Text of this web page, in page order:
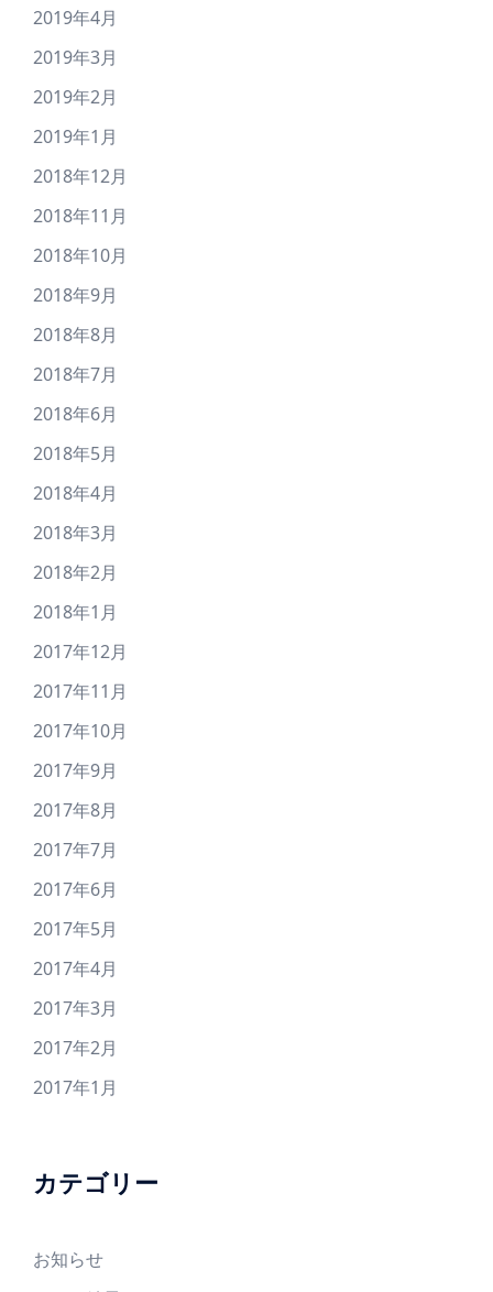
2019年4月
2019年3月
2019年2月
2019年1月
2018年12月
2018年11月
2018年10月
2018年9月
2018年8月
2018年7月
2018年6月
2018年5月
2018年4月
2018年3月
2018年2月
2018年1月
2017年12月
2017年11月
2017年10月
2017年9月
2017年8月
2017年7月
2017年6月
2017年5月
2017年4月
2017年3月
2017年2月
2017年1月
カテゴリー
お知らせ